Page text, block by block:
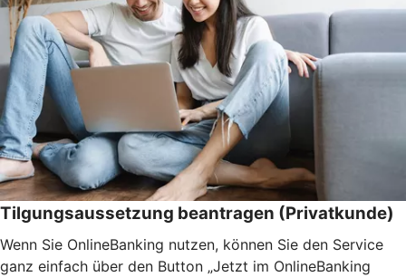
Tilgungsaussetzung beantragen (Privatkunde)
Wenn Sie OnlineBanking nutzen, können Sie den Service
ganz einfach über den Button „Jetzt im OnlineBanking